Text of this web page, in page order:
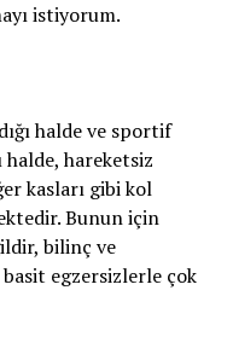
istiyorum.
halde ve sportif
halde, hareketsiz
kasları gibi kol
Bunun için
bilinç ve
basit egzersizlerle çok